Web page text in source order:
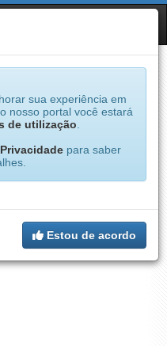
sua experiência em
nosso portal você estará
de utilização
para saber
Estou de acordo